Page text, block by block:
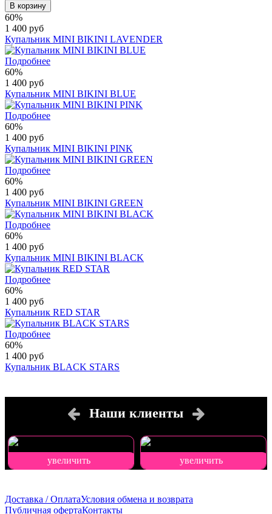
В корзину
60%
1 400 руб
Купальник MINI BIKINI LAVENDER
Подробнее
60%
1 400 руб
Купальник MINI BIKINI BLUE
Подробнее
60%
1 400 руб
Купальник MINI BIKINI PINK
Подробнее
60%
1 400 руб
Купальник MINI BIKINI GREEN
Подробнее
60%
1 400 руб
Купальник MINI BIKINI BLACK
Подробнее
60%
1 400 руб
Купальник RED STAR
Подробнее
60%
1 400 руб
Купальник BLACK STARS
Наши клиенты
увеличить увеличить
Доставка / ОплатаУсловия обмена и возврата
Публичная офертаКонтакты